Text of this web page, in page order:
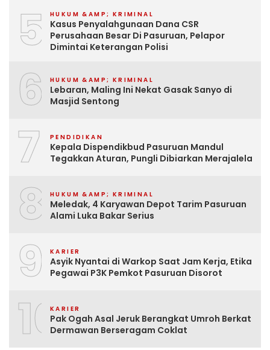
5 HUKUM &AMP; KRIMINAL
Kasus Penyalahgunaan Dana CSR
Perusahaan Besar Di Pasuruan, Pelapor
Dimintai Keterangan Polisi
6 HUKUM &AMP; KRIMINAL
Lebaran, Maling Ini Nekat Gasak Sanyo di
Masjid Sentong
7 PENDIDIKAN
Kepala Dispendikbud Pasuruan Mandul
Tegakkan Aturan, Pungli Dibiarkan Merajalela
8 HUKUM &AMP; KRIMINAL
Meledak, 4 Karyawan Depot Tarim Pasuruan
Alami Luka Bakar Serius
9 KARIER
Asyik Nyantai di Warkop Saat Jam Kerja, Etika
Pegawai P3K Pemkot Pasuruan Disorot
10KARIER
Pak Ogah Asal Jeruk Berangkat Umroh Berkat
Dermawan Berseragam Coklat